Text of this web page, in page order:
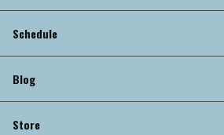
Schedule
Blog
Store